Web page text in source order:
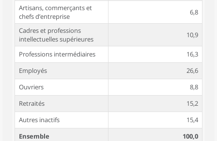
Artisans, commerçants et
chefs d’entreprise
6,8
Cadres et professions
intellectuelles supérieures
10,9
Professions intermédiaires
16,3
Employés
26,6
Ouvriers
8,8
Retraités
15,2
Autres inactifs
15,4
Ensemble
100,0